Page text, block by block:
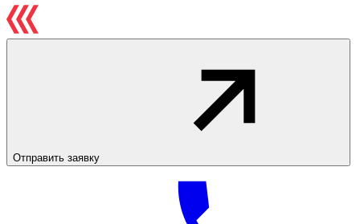
Отправить заявку